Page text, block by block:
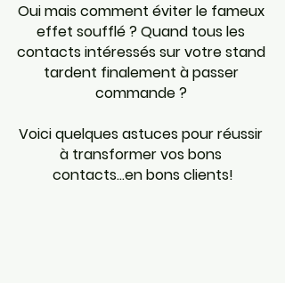
Oui mais comment éviter le fameux
effet soufflé ? Quand tous les
contacts intéressés sur votre stand
tardent finalement à passer
commande ?
Voici quelques astuces pour réussir
à transformer vos bons
contacts...en bons clients!